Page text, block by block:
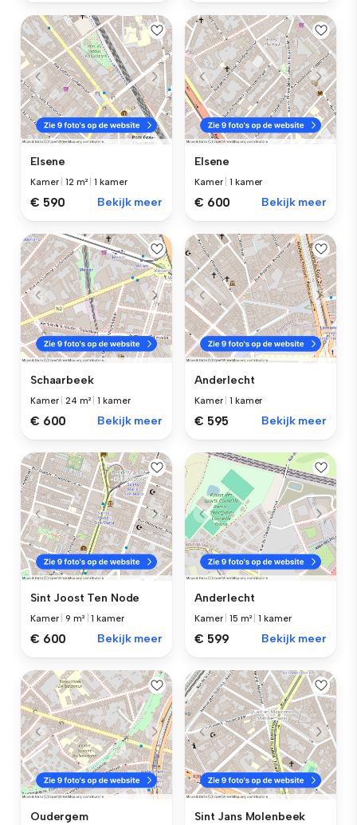
Elsene
Kamer |12 m² |1 kamer
€ 590 Bekijk meer
Elsene
Kamer |1 kamer
€ 600 Bekijk meer
Schaarbeek
Kamer 24 m² |1 kamer
€ 600 Bekijk meer
Anderlecht
Kamer |1 kamer
€ 595 Bekijk meer
Sint Joost Ten Node
Kamer |9 m² |1 kamer
€ 600 Bekijk meer
Anderlecht
Kamer |15 m² |1 kamer
€ 599 Bekijk meer
Oudergem Sint Jans Molenbeek